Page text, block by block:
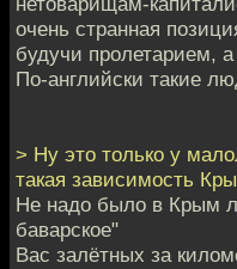
очень странная
будучи пролетарием,
По-английски такие
> Ну это только у
такая зависимость
Не надо было в Крым
баварское"
Вас залётных за